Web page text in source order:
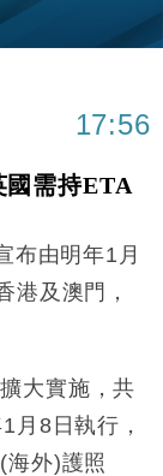
Anthropic租用
增鉑金卡級別鎖
寶鐘錶銷售升勢
息比率目標維持
元押注未上市公
儲市場 加快海外
億翻新香港及
17:56
國需持ETA
布由明年1月
港及澳門，
大實施，共
月8日執行，
海外)護照